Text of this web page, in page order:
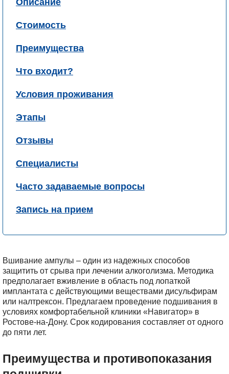
Описание
Стоимость
Преимущества
Что входит?
Условия проживания
Этапы
Отзывы
Специалисты
Часто задаваемые вопросы
Запись на прием
Вшивание ампулы – один из надежных способов
защитить от срыва при лечении алкоголизма. Методика
предполагает вживление в область под лопаткой
имплантата с действующими веществами дисульфирам
или налтрексон. Предлагаем проведение подшивания в
условиях комфортабельной клиники «Навигатор» в
Ростове-на-Дону. Срок кодирования составляет от одного
до пяти лет.
Преимущества и противопоказания